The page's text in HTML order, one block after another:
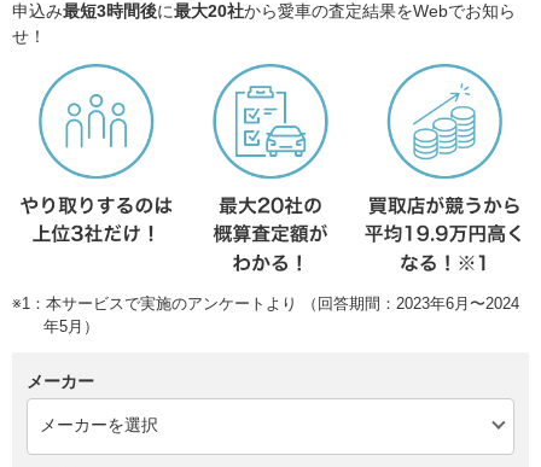
申込み最短3時間後に最大20社から愛車の査定結果をWebでお知ら
せ！
※1：本サービスで実施のアンケートより （回答期間：2023年6月〜2024
年5月）
メーカー